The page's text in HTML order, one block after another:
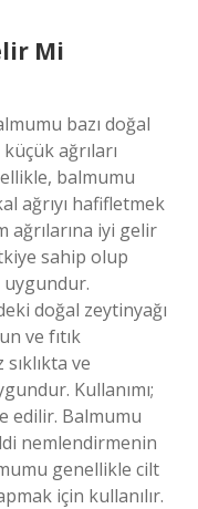
Mi
bazı doğal
ağrıları
balmumu
ağrıyı hafifletmek
ağrılarına iyi gelir
sahip olup
uygundur.
doğal zeytinyağı
ve fıtık
ve
Kullanımı;
edilir. Balmumu
nemlendirmenin
genellikle cilt
için kullanılır.